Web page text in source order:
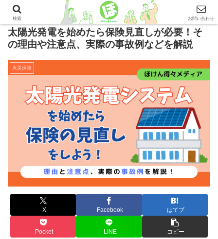
太陽光発電を始めたら保険見直しが必要！そ
の理由や注意点、実際の事故例などを解説
火災保険
X Facebook はてブ
Pocket LINE コピー
検索 お問い合わせ